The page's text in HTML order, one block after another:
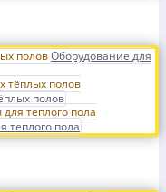
Оборудование для
полов
теплого пола